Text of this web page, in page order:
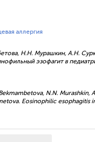
аллергия
Н.Н. Мурашкин, А.Н.
эзофагит в
N.N. Murashkin,
Eosinophilic